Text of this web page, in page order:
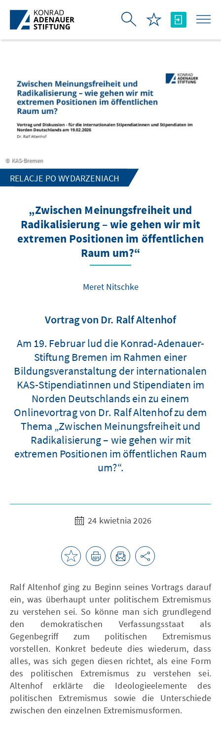
Skip to Main Content
KAS-Bremen
RELACJE PO WYDARZENIACH
„Zwischen Meinungsfreiheit und
Radikalisierung – wie gehen wir mit
extremen Positionen im öffentlichen
Raum um?“
Meret Nitschke
Vortrag von Dr. Ralf Altenhof
Am 19. Februar lud die Konrad-Adenauer-
Stiftung Bremen im Rahmen einer
Bildungsveranstaltung der internationalen
KAS-Stipendiatinnen und Stipendiaten im
Norden Deutschlands ein zu einem
Onlinevortrag von Dr. Ralf Altenhof zu dem
Thema „Zwischen Meinungsfreiheit und
Radikalisierung – wie gehen wir mit
extremen Positionen im öffentlichen Raum
um?“.
24 kwietnia 2026
Ralf Altenhof ging zu Beginn seines Vortrags darauf
ein, was überhaupt unter politischem Extremismus
zu verstehen sei. So könne man sich grundlegend
den demokratischen Verfassungsstaat als
Gegenbegriff zum politischen Extremismus
vorstellen. Konkret bedeute dies wiederum, dass
alles, was sich gegen diesen richtet, als eine Form
des politischen Extremismus zu verstehen sei.
Altenhof erklärte die Ideologieelemente des
politischen Extremismus sowie die Unterschiede
zwischen den einzelnen Extremismusformen.